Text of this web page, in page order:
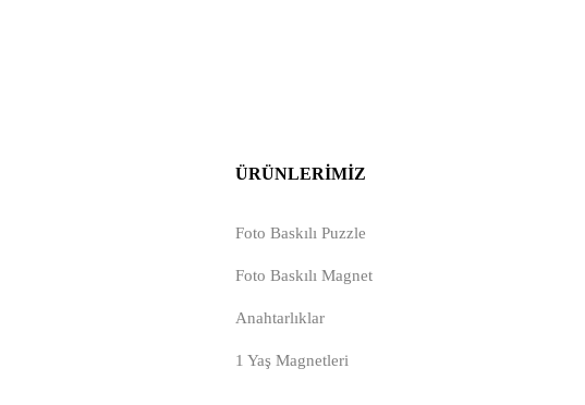
ÜRÜNLERIMIZ
Foto Baskılı Puzzle
Foto Baskılı Magnet
Anahtarlıklar
1 Yaş Magnetleri